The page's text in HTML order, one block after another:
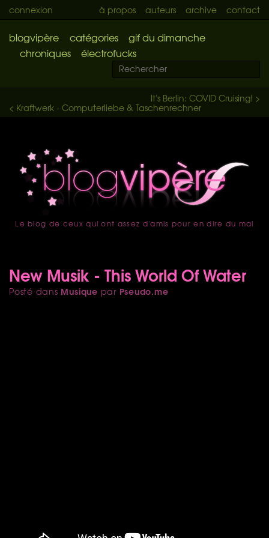
connexion à propos auteurs archive contact
blogvipère catégories
gif du dimanche
chroniques
électrofucks
It's Berlin: COVID Cruising! >
< Kraftwerk - Computerliebe & Taschenrechner
accueil
Le blog de ceux qui ont assez d'amis pour en dire du mal
New Musik - This World Of Water
Posté dans Musique par Pseudo.me